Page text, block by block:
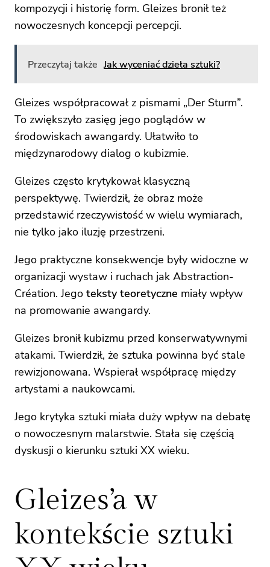
kompozycji i historię form. Gleizes bronił też
nowoczesnych koncepcji percepcji.
Przeczytaj także Jak wyceniać dzieła sztuki?
Gleizes współpracował z pismami „Der Sturm”.
To zwiększyło zasięg jego poglądów w
środowiskach awangardy. Ułatwiło to
międzynarodowy dialog o kubizmie.
Gleizes często krytykował klasyczną
perspektywę. Twierdził, że obraz może
przedstawić rzeczywistość w wielu wymiarach,
nie tylko jako iluzję przestrzeni.
Jego praktyczne konsekwencje były widoczne w
organizacji wystaw i ruchach jak Abstraction-
Création. Jego teksty teoretyczne miały wpływ
na promowanie awangardy.
Gleizes bronił kubizmu przed konserwatywnymi
atakami. Twierdził, że sztuka powinna być stale
rewizjonowana. Wspierał współpracę między
artystami a naukowcami.
Jego krytyka sztuki miała duży wpływ na debatę
o nowoczesnym malarstwie. Stała się częścią
dyskusji o kierunku sztuki XX wieku.
Gleizes’a w
kontekście sztuki